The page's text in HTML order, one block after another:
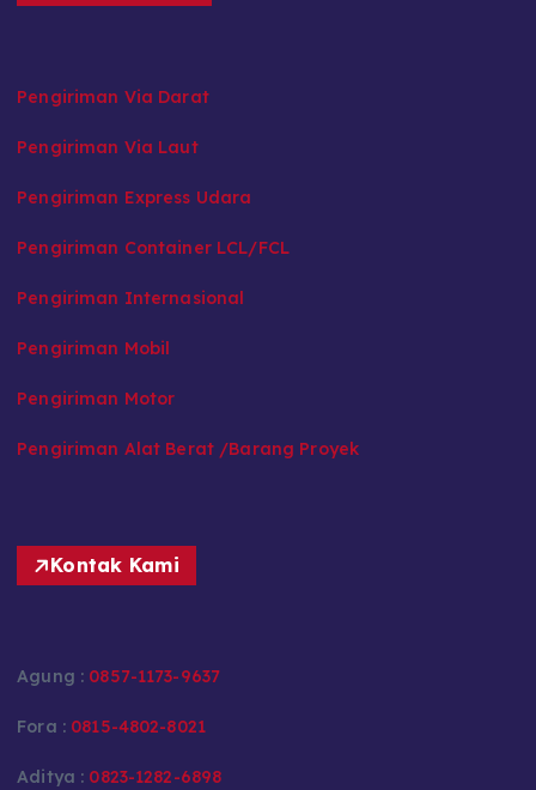
Pengiriman Via Darat
Pengiriman Via Laut
Pengiriman Express Udara
Pengiriman Container LCL/FCL
Pengiriman Internasional
Pengiriman Mobil
Pengiriman Motor
Pengiriman Alat Berat /Barang Proyek
Kontak Kami
Agung : 0857-1173-9637
Fora : 0815-4802-8021
Aditya : 0823-1282-6898